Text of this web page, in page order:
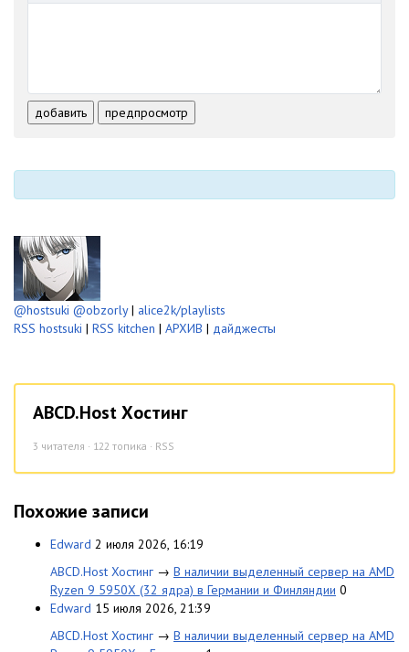
-
-
-
добавить предпросмотр
@hostsuki @obzorly| alice2k/playlists
RSS hostsuki | RSS kitchen | АРХИВ | дайджесты
ABCD.Host Хостинг
3 читателя · 122 топика · RSS
Похожие записи
Edward 2 июля 2026, 16:19
ABCD.Host Хостинг → В наличии выделенный сервер на AMD
Ryzen 9 5950X (32 ядра) в Германии и Финляндии 0
Edward 15 июля 2026, 21:39
ABCD.Host Хостинг → В наличии выделенный сервер на AMD